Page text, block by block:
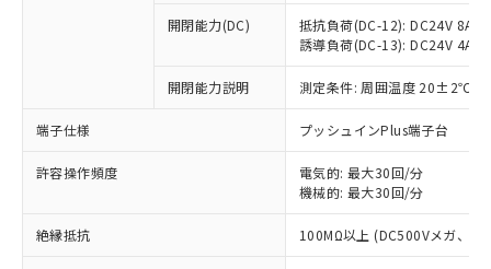
開閉能力(DC)
抵抗負荷(DC-12): DC24V 8A/
誘導負荷(DC-13): DC24V 4A/
開閉能力説明 測定条件: 周囲温度 20±2℃、
端子仕様 プッシュインPlus端子台
許容操作頻度
電気的: 最大30回/分
機械的: 最大30回/分
絶縁抵抗 100MΩ以上 (DC500Vメガ、点
商品の当社在庫状況および標準価格
(税抜)を提供させていただくもので
当社制御機器事業取扱商品の中には、
本サービスの対象外となる商品もある
ことをご了承ください。
在庫状況および標準価格照会結果は、
記載している更新日時点での社内デー
タに基づき作成されるものであり、閲
覧された時点での実際の在庫および標
準価格とは異なる場合があることをご
非含有の対応状況を調査中または確認中の
非該当品：ライセンス料など無形物で、有
害物質有無と関係のない商品です。
いたものが、含有品と判明した場合などや
むを得ず変更することがあります。
鉛(Pb) 1000ppm以下、 水銀(Hg) 1000ppm以下、 カド
六価クロム(Cr(Ⅵ)) 1000ppm以下、ポリ臭化ビフェニル
類(PBB) 1000ppm以下、ポリ臭化ジフェニルエーテル類
「○」：最大均質材料含有率が中国RoHSの
基準値以下であることを示します。
「×」：最大均質材料含有率が中国RoHSの
基準値を超えていることを示します。
い合わせください。
*中国RoHS10物質の基準値 (GB/T26572)：
Pb(鉛) :1000ppm、 Hg(水銀) : 1000ppm、 Cd(カドミウ
ム) : 100ppm、
Cr(Ⅵ)(六価クロム) : 1000ppm、 PBBs(ポリ臭化ビフェ
当社は、これら貴社製品のうち、外国
為替および外国貿易法に定める商品
（以下｢規制貨物等」という）を輸出
または国外への提供する場合は、日本
国政府の輸出許可(または役務取引許
可)を取得するなどの必要な手続きを